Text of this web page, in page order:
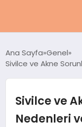
SAĞLIK
MAGAZIN
Ana Sayfa Genel
Sivilce ve Akne
Sivilce ve
Nedenleri